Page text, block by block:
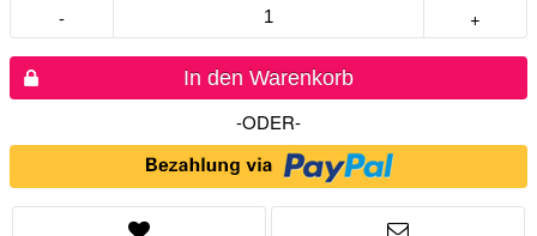
- +
In den Warenkorb
-ODER-